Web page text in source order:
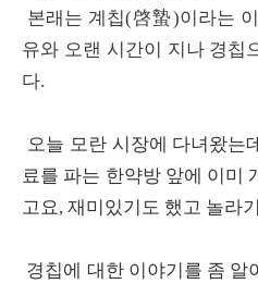
본래는 계칩(啓蟄)이라는
유와 오랜 시간이 지나 경칩
다.
오늘 모란 시장에 다녀왔는
료를 파는 한약방 앞에 이미
고요, 재미있기도 했고 놀라
경칩에 대한 이야기를 좀 알